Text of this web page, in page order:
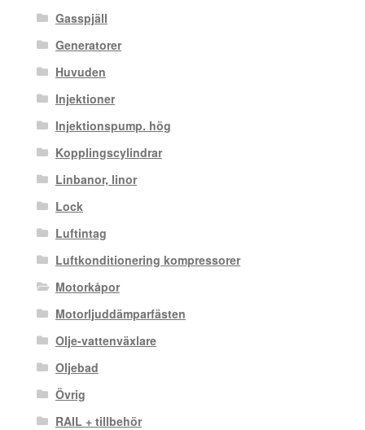
Gasspjäll
Generatorer
Huvuden
Injektioner
Injektionspump. hög
Kopplingscylindrar
Linbanor, linor
Lock
Luftintag
Luftkonditionering kompressorer
Motorkåpor
Motorljuddämparfästen
Olje-vattenväxlare
Oljebad
Övrig
RAIL + tillbehör